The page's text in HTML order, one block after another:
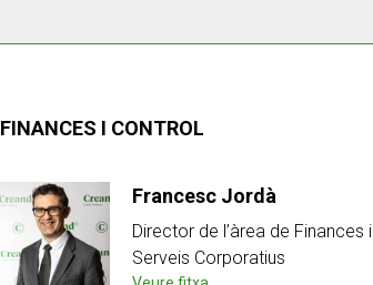
FINANCES I CONTROL
Francesc Jordà
Director de l’àrea de Finances i
Serveis Corporatius